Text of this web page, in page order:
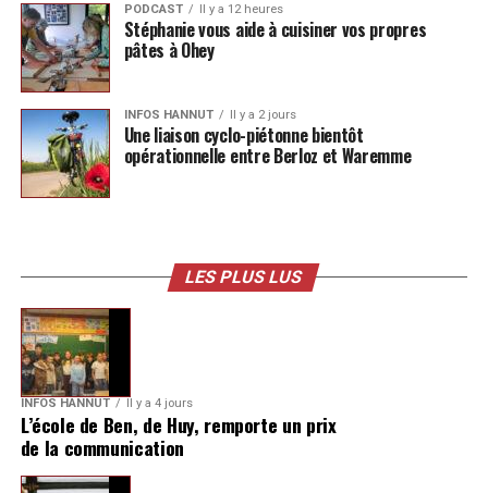
PODCAST Il y a 12 heures
Stéphanie vous aide à cuisiner vos propres
pâtes à Ohey
INFOS HANNUT Il y a 2 jours
Une liaison cyclo-piétonne bientôt
opérationnelle entre Berloz et Waremme
LES PLUS LUS
INFOS HANNUT Il y a 4 jours
L’école de Ben, de Huy, remporte un prix
de la communication